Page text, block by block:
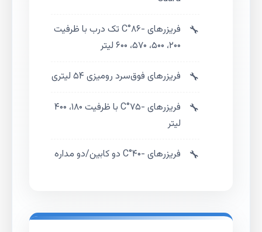
فریزرهای -۸۶°C تک درب با ظرفیت
۲۰۰، ۵۰۰، ۵۷۰، ۶۰۰ لیتر
فریزرهای فوق‌سرد رومیزی ۵۴ لیتری
فریزرهای -۷۵°C با ظرفیت ۱۸۰، ۴۰۰
لیتر
فریزرهای -۴۰°C دو کابین/دو مداره